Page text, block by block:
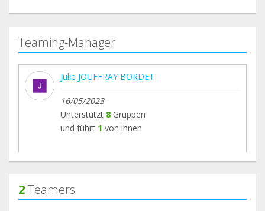
Teaming-Manager
Julie JOUFFRAY BORDET
16/05/2023
Unterstützt 8 Gruppen
und führt 1 von ihnen
2Teamers